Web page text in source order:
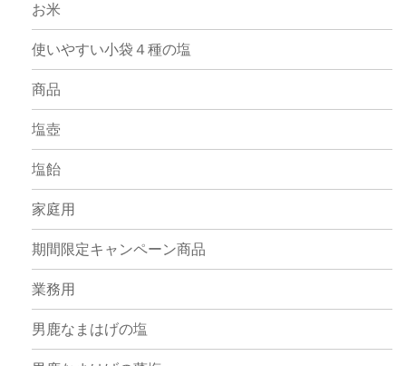
お米
使いやすい小袋４種の塩
商品
塩壺
塩飴
家庭用
期間限定キャンペーン商品
業務用
男鹿なまはげの塩